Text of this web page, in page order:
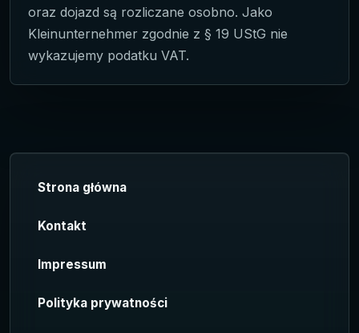
oraz dojazd są rozliczane osobno. Jako
Kleinunternehmer zgodnie z § 19 UStG nie
wykazujemy podatku VAT.
Strona główna
Kontakt
Impressum
Polityka prywatności